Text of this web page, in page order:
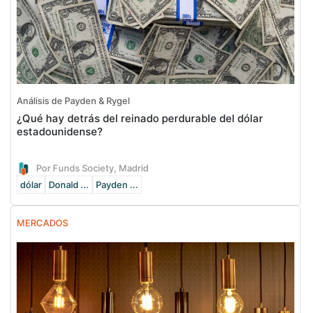
Análisis de Payden & Rygel
¿Qué hay detrás del reinado perdurable del dólar
estadounidense?
Por Funds Society, Madrid
dólar
Donald ... Payden ...
MERCADOS